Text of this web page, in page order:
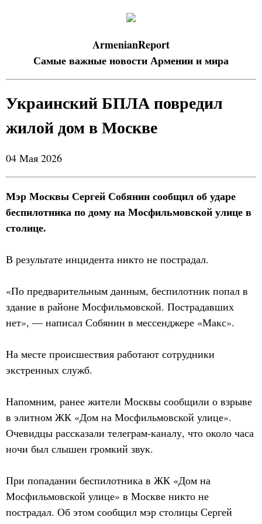
ArmenianReport
Самые важные новости Армении и мира
Украинский БПЛА повредил
жилой дом в Москве
04 Мая 2026
Мэр Москвы Сергей Собянин сообщил об ударе
беспилотника по дому на Мосфильмовской улице в
столице.
В результате инцидента никто не пострадал.
«По предварительным данным, беспилотник попал в
здание в районе Мосфильмовской. Пострадавших
нет», — написал Собянин в мессенджере «Макс».
На месте происшествия работают сотрудники
экстренных служб.
Напомним, ранее жители Москвы сообщили о взрыве
в элитном ЖК «Дом на Мосфильмовской улице».
Очевидцы рассказали телеграм-каналу, что около часа
ночи был слышен громкий звук.
При попадании беспилотника в ЖК «Дом на
Мосфильмовской улице» в Москве никто не
пострадал. Об этом сообщил мэр столицы Сергей